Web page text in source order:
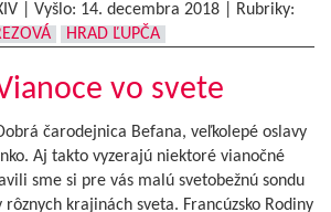
| Vyšlo: 14. decembra 2018
Rubriky:
HRAD ĽUPČA
vo svete
čarodejnica Befana, veľkolepé oslavy
Aj takto vyzerajú niektoré vianočné
sme si pre vás malú svetobežnú sondu
rôznych krajinách sveta. Francúzsko Rodiny